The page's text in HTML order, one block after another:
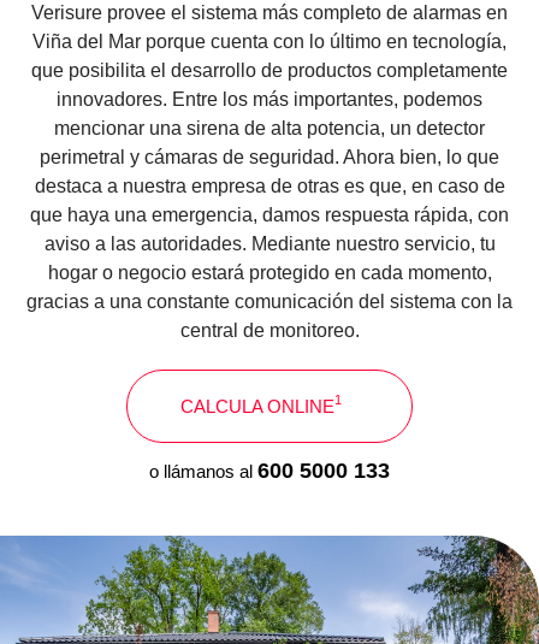
Verisure provee el sistema más completo de alarmas en
Viña del Mar porque cuenta con lo último en tecnología,
que posibilita el desarrollo de productos completamente
innovadores. Entre los más importantes, podemos
mencionar una sirena de alta potencia, un detector
perimetral y cámaras de seguridad. Ahora bien, lo que
destaca a nuestra empresa de otras es que, en caso de
que haya una emergencia, damos respuesta rápida, con
aviso a las autoridades. Mediante nuestro servicio, tu
hogar o negocio estará protegido en cada momento,
gracias a una constante comunicación del sistema con la
central de monitoreo.
CALCULA ONLINE1
o llámanos al 600 5000 133